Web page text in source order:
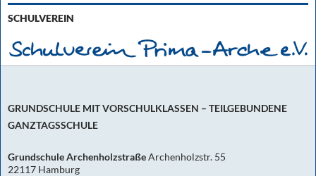
SCHULVEREIN
GRUNDSCHULE MIT VORSCHULKLASSEN – TEILGEBUNDENE
GANZTAGSSCHULE
Grundschule ArchenholzstraßeArchenholzstr. 55
22117 Hamburg